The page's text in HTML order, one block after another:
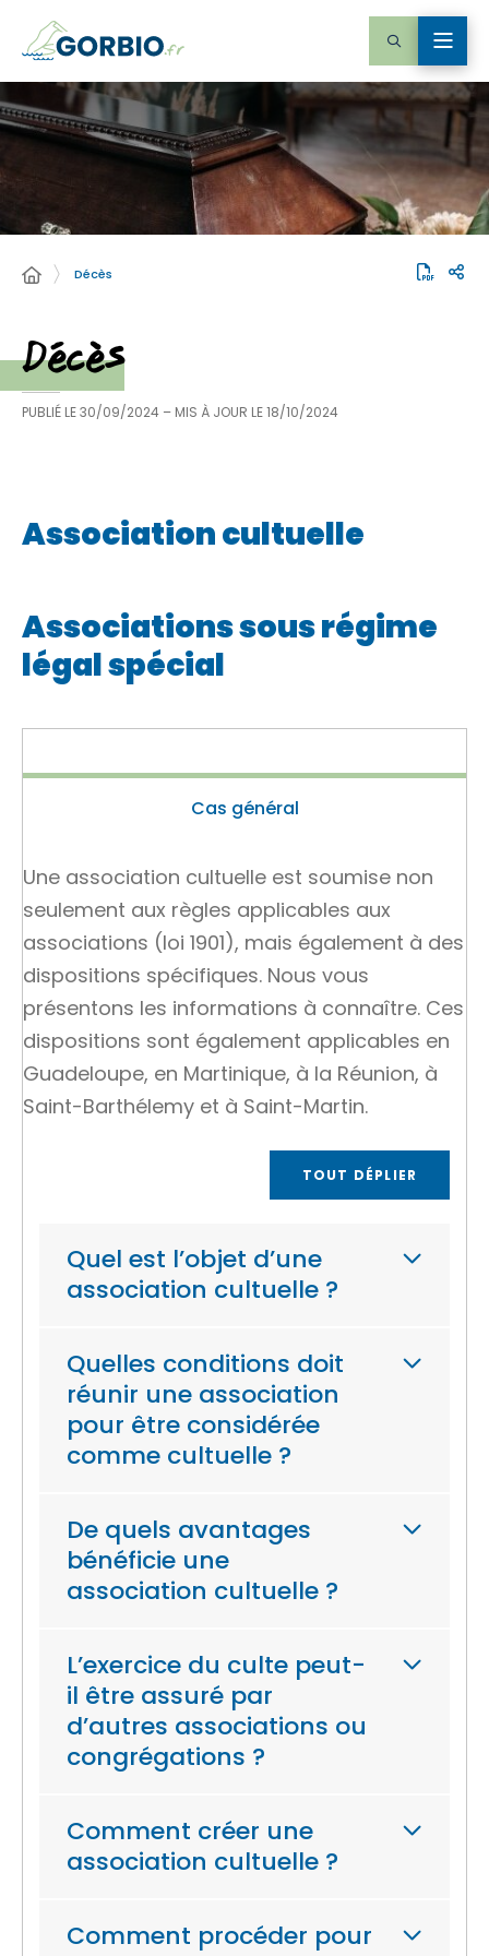
Décès
Décès
PUBLIÉ LE30/09/2024 – MIS À JOUR LE18/10/2024
Association cultuelle
Associations sous régime
légal spécial
Cas général
Une association cultuelle est soumise non
seulement aux règles applicables aux
associations (loi 1901), mais également à des
dispositions spécifiques. Nous vous
présentons les informations à connaître. Ces
dispositions sont également applicables en
Guadeloupe, en Martinique, à la Réunion, à
Saint-Barthélemy et à Saint-Martin.
TOUT DÉPLIER
Quel est l’objet d’une
association cultuelle ?
Quelles conditions doit
réunir une association
pour être considérée
comme cultuelle ?
De quels avantages
bénéficie une
association cultuelle ?
L’exercice du culte peut-
il être assuré par
d’autres associations ou
congrégations ?
Comment créer une
association cultuelle ?
Comment procéder pour